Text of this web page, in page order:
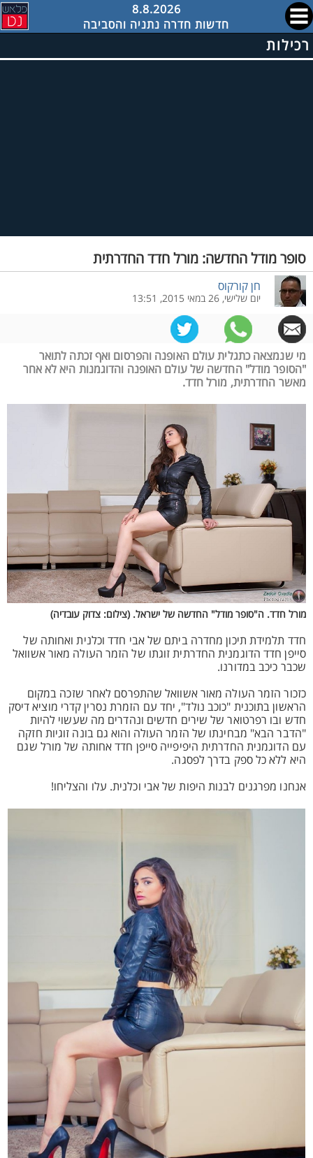
8.8.2026
חדשות חדרה נתניה והסביבה
רכילות
סופר מודל החדשה: מורל חדד החדרתית
חן קורקוס
יום שלישי, 26 במאי 2015, 13:51
מי שנמצאה כתגלית עולם האופנה והפרסום ואף זכתה לתואר
"הסופר מודל" החדשה של עולם האופנה והדוגמנות היא לא אחר
מאשר החדרתית, מורל חדד.
מורל חדד. ה"סופר מודל" החדשה של ישראל. (צילום: צדוק עובדיה)
חדד תלמידת תיכון מחדרה ביתם של אבי חדד וכלנית ואחותה של
סייפן חדד הדוגמנית החדרתית זוגתו של הזמר העולה מאור אשוואל
שכבר כיכב במדורנו.
כזכור הזמר העולה מאור אשוואל שהתפרסם לאחר שזכה במקום
הראשון בתוכנית "כוכב נולד", יחד עם הזמרת נסרין קדרי מוציא דיסק
חדש ובו רפרטואר של שירים חדשים ונהדרים מה שעשוי להיות
"הדבר הבא" מבחינתו של הזמר העולה והוא גם בונה זוגיות חזקה
עם הדוגמנית החדרתית היפיפייה סייפן חדד אחותה של מורל שגם
היא ללא כל ספק בדרך לפסגה.
אנחנו מפרגנים לבנות היפות של אבי וכלנית. עלו והצליחו!